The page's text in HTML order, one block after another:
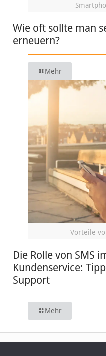
Wie oft sollte man
erneuern?
Mehr
Vorteile
Die Rolle von SMS
Kundenservice:
Support
Mehr